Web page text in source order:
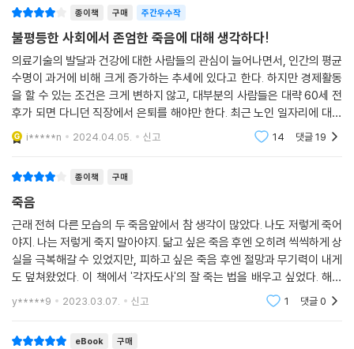
죽음이 개인의 노력으로 대비해야 하는 일이 됐다는 방증이다. 마치 죽음
이라는 불행을 막는 주술이 등장한 것 같다. 우리는 잘 죽는 것만 고민하면
될 정도로 좋은 삶을 살고 있는가? 그렇게 사는 건 불가능한 일이니 잘 죽
는 거라도 고민하는 것일까?
--- p.217, 「12장 웰다잉」 중에서
고 부모를 집이 아닌 요양원에 모셨다는 것에 대한 죄책감을 느끼고 있었
다.
한 요양원 노인은 “더러운 꼴 안 보고 깔끔하게 죽고 싶다”며 눈물을 보였
다. 어떤 요양보호사는 바쁘다는 이유로 자신도 모르게 노인을 학대하고
있는 건 아닌지 걱정했다. 요양병원에서 수년째 어머니의 간병을 하던 아
들 내외는 “고령화 시대에 안락사 제도는 꼭 필요하다”고 목소리를 높였
에서 한국 사회에서 존엄한 노년과 죽음은 돈이 많거나 운이 좋은 사람에
“우리가 경험하는 죽음의 문제는 마치 주사위 놀이 같다. 먼저 ‘보이지 않
는 손’이 노화, 질병, 돌봄, 죽음을 새긴 주사위를 던진다. 그 결과는 ‘우연
히’ 누군가의 일상에 들이닥친다. 각자 그 문제에 대응하기 위해서 또 다른
주사위를 던진다. ‘행운’을 기대하면서 던지는 주사위다.”
오늘날 우리는 개인의 노력과 무관하게 최대한 천천히 늙기를, 덜 아프기
종이책 구매 주간우수작
불평등한 사회에서 존엄한 죽음에 대해 생각하다!
의료기술의 발달과 건강에 대한 사람들의 관심이 늘어나면서, 인간의 평균
수명이 과거에 비해 크게 증가하는 추세에 있다고 한다. 하지만 경제활동
을 할 수 있는 조건은 크게 변하지 않고, 대부분의 사람들은 대략 60세 전
후가 되면 다니던 직장에서 은퇴를 해야만 한다. 최근 노인 일자리에 대한
관심이 정책적 배려로 제시되기도 하지만, 그 혜택을 누릴 수 있는 사람은
극히 일부에
i*****n 2024.04.05. 신고 14 댓글19
종이책 구매
죽음
근래 전혀 다른 모습의 두 죽음앞에서 참 생각이 많았다. 나도 저렇게 죽어
야지. 나는 저렇게 죽지 말아야지. 닮고 싶은 죽음 후엔 오히려 씩씩하게 상
실을 극복해갈 수 있었지만, 피하고 싶은 죽음 후엔 절망과 무기력이 내게
도 덮쳐왔었다. 이 책에서 '각자도사'의 잘 죽는 법을 배우고 싶었다. 해결
방법이 명쾌하진 않지만, 내 힘으로 나를 결정할 수 없게 되기전에 어떻게
해야할지
y*****9 2023.03.07. 신고 1 댓글0
eBook 구매